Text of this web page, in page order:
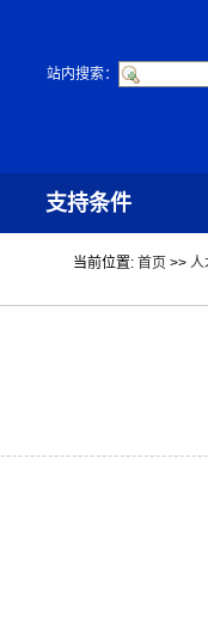
站内搜索：
支持条件
当前位置: 首页 >> 人